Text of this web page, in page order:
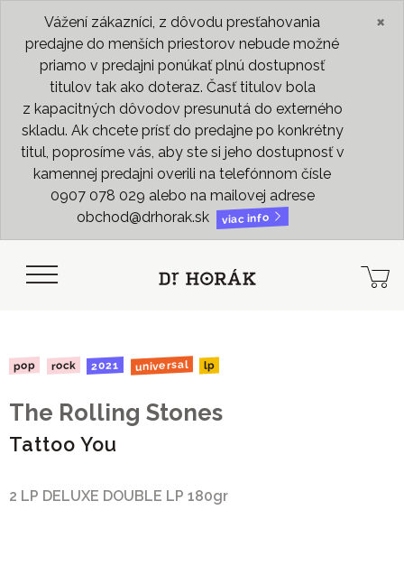
Vážení zákazníci, z dôvodu presťahovania
predajne do menších priestorov nebude možné
priamo v predajni ponúkať plnú dostupnosť
titulov tak ako doteraz. Časť titulov bola
z kapacitných dôvodov presunutá do externého
skladu. Ak chcete prísť do predajne po konkrétny
titul, poprosíme vás, aby ste si jeho dostupnosť v
kamennej predajni overili na telefónnom čísle
0907 078 029 alebo na mailovej adrese
obchod@drhorak.sk
viac info
×
pop rock 2021 universal lp
The Rolling Stones
Tattoo You
2 LP DELUXE DOUBLE LP 180gr